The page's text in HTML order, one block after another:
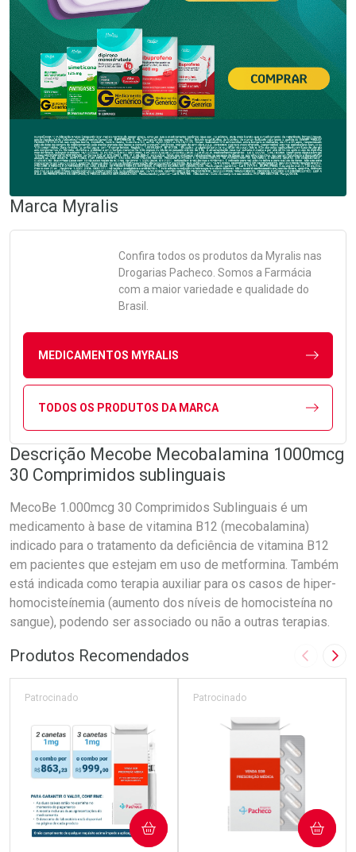
Marca Myralis
Confira todos os produtos da Myralis nas
Drogarias Pacheco. Somos a Farmácia
com a maior variedade e qualidade do
Brasil.
MEDICAMENTOS MYRALIS
TODOS OS PRODUTOS DA MARCA
Descrição Mecobe Mecobalamina 1000mcg
30 Comprimidos sublinguais
MecoBe 1.000mcg 30 Comprimidos Sublinguais é um
medicamento à base de vitamina B12 (mecobalamina)
indicado para o tratamento da deficiência de vitamina B12
em pacientes que estejam em uso de metformina. Também
está indicada como terapia auxiliar para os casos de hiper-
homocisteínemia (aumento dos níveis de homocisteína no
sangue), podendo ser associado ou não a outras terapias.
Produtos Recomendados Imagem
Patrocinado
COMPRAR
Patrocinado
COMPRAR